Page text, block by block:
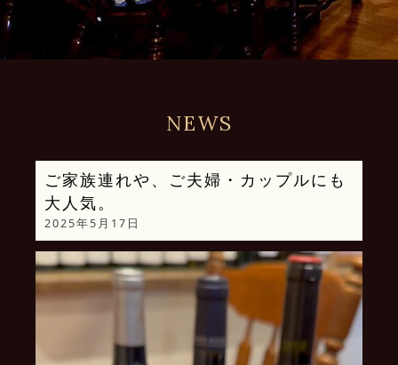
NEWS
ご家族連れや、ご夫婦・カップルにも
大人気。
2025年5月17日
動
画
プ